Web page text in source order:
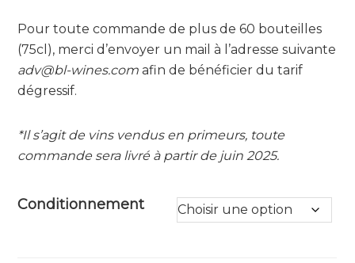
Pour toute commande de plus de 60 bouteilles
(75cl), merci d’envoyer un mail à l’adresse suivante
adv@bl-wines.com afin de bénéficier du tarif
dégressif.
*Il s’agit de vins vendus en primeurs, toute
commande sera livré à partir de juin 2025.
Conditionnement